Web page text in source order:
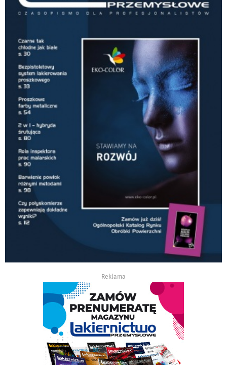
Reklama